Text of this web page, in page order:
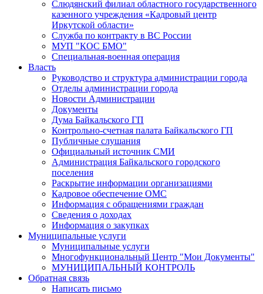
Слюдянский филиал областного государственного
казенного учреждения «Кадровый центр
Иркутской области»
Служба по контракту в ВС России
МУП "КОС БМО"
Специальная-военная операция
Власть
Руководство и структура администрации города
Отделы администрации города
Новости Администрации
Документы
Дума Байкальского ГП
Контрольно-счетная палата Байкальского ГП
Публичные слушания
Официальный источник СМИ
Администрация Байкальского городского
поселения
Раскрытие информации организациями
Кадровое обеспечение ОМС
Информация с обращениями граждан
Сведения о доходах
Информация о закупках
Муниципальные услуги
Муниципальные услуги
Многофункциональный Центр "Мои Документы"
МУНИЦИПАЛЬНЫЙ КОНТРОЛЬ
Обратная связь
Написать письмо